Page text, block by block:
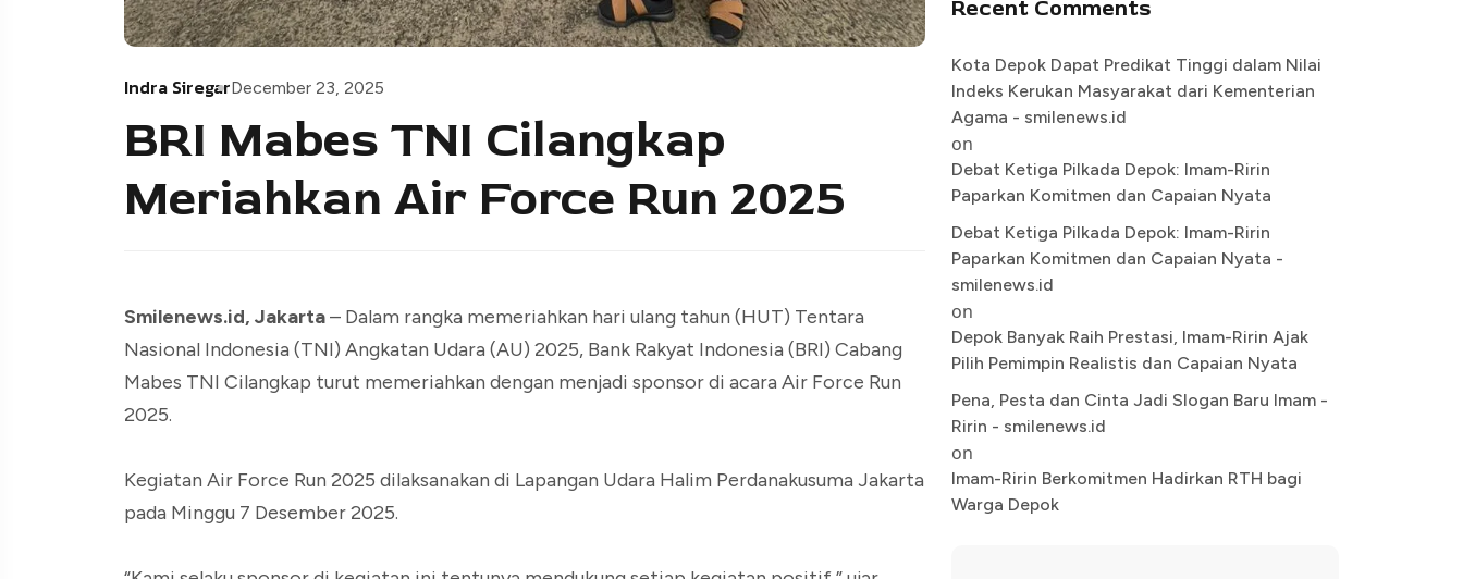
Indra SiregarDecember 23, 2025
BRI Mabes TNI Cilangkap
Meriahkan Air Force Run 2025
Smilenews.id, Jakarta– Dalam rangka memeriahkan hari ulang tahun (HUT) Tentara
Nasional Indonesia (TNI) Angkatan Udara (AU) 2025, Bank Rakyat Indonesia (BRI) Cabang
Mabes TNI Cilangkap turut memeriahkan dengan menjadi sponsor di acara Air Force Run
2025.
Kegiatan Air Force Run 2025 dilaksanakan di Lapangan Udara Halim Perdanakusuma Jakarta
pada Minggu 7 Desember 2025.
Recent Comments
Kota Depok Dapat Predikat Tinggi dalam Nilai
Indeks Kerukan Masyarakat dari Kementerian
Agama - smilenews.id
on
Debat Ketiga Pilkada Depok: Imam-Ririn
Paparkan Komitmen dan Capaian Nyata
Debat Ketiga Pilkada Depok: Imam-Ririn
Paparkan Komitmen dan Capaian Nyata -
smilenews.id
on
Depok Banyak Raih Prestasi, Imam-Ririn Ajak
Pilih Pemimpin Realistis dan Capaian Nyata
Pena, Pesta dan Cinta Jadi Slogan Baru Imam -
Ririn - smilenews.id
on
Imam-Ririn Berkomitmen Hadirkan RTH bagi
Warga Depok